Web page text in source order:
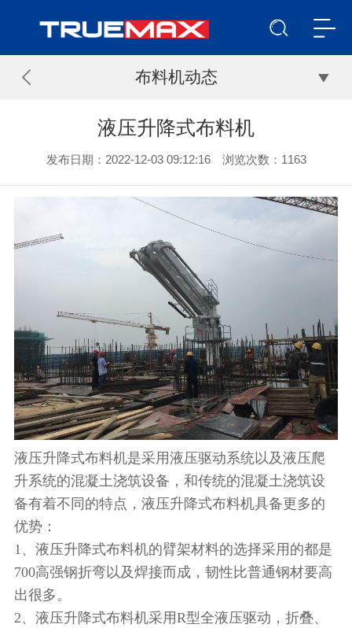
布料机动态
液压升降式布料机
发布日期：2022-12-03 09:12:16 浏览次数： 1163
液压升降式布料机是采用液压驱动系统以及液压爬
升系统的混凝土浇筑设备，和传统的混凝土浇筑设
备有着不同的特点，液压升降式布料机具备更多的
优势：
1、液压升降式布料机的臂架材料的选择采用的都是
700高强钢折弯以及焊接而成，韧性比普通钢材要高
出很多。
2、液压升降式布料机采用R型全液压驱动，折叠、